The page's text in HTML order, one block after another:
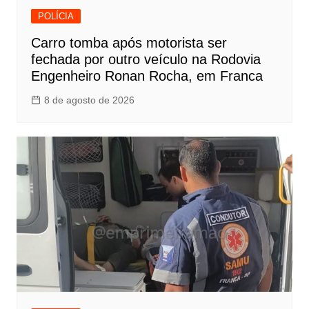
POLÍCIA
Carro tomba após motorista ser
fechada por outro veículo na Rodovia
Engenheiro Ronan Rocha, em Franca
8 de agosto de 2026